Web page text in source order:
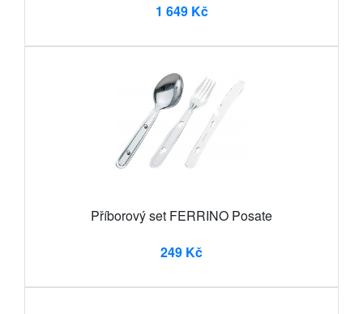
1 649 Kč
Příborový set FERRINO Posate
249 Kč